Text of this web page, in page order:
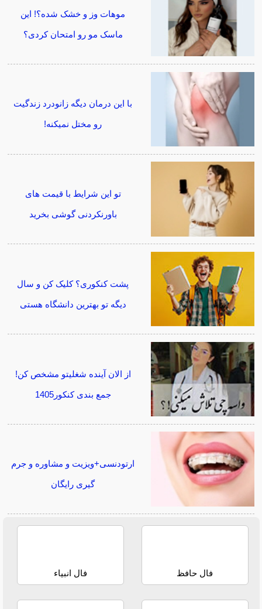
موهات وز و خشک شده؟! این
ماسک مو رو امتحان کردی؟
با این درمان دیگه زانودرد زندگیت
رو مختل نمیکنه!
تو این شرایط با قیمت های
باورنکردنی گوشی بخرید
پشت کنکوری؟ کلیک کن و سال
دیگه تو بهترین دانشگاه هستی
از الان آینده شغلیتو مشخص کن!
جمع بندی کنکور1405
ارتودنسی+ویزیت و مشاوره و جرم
گیری رایگان
فال حافظ فال انبیاء